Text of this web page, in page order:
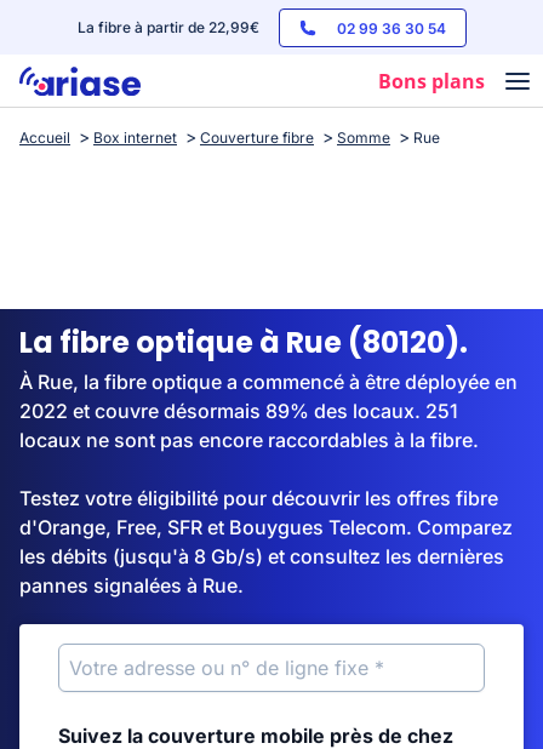
La fibre à partir de 22,99€ 02 99 36 30 54
Bons plans
Box internet
Streaming
Accueil Box internet Couverture fibre Somme Rue
La fibre optique à Rue (80120).
À Rue, la fibre optique a commencé à être déployée en
2022 et couvre désormais 89% des locaux. 251
locaux ne sont pas encore raccordables à la fibre.
Testez votre éligibilité pour découvrir les offres fibre
d'Orange, Free, SFR et Bouygues Telecom. Comparez
les débits (jusqu'à 8 Gb/s) et consultez les dernières
pannes signalées à Rue.
Suivez la couverture mobile près de chez